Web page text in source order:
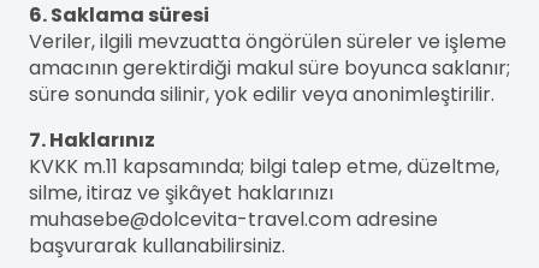
6. Saklama süresi
Veriler, ilgili mevzuatta öngörülen süreler ve işleme
amacının gerektirdiği makul süre boyunca saklanır;
süre sonunda silinir, yok edilir veya anonimleştirilir.
7. Haklarınız
KVKK m.11 kapsamında; bilgi talep etme, düzeltme,
silme, itiraz ve şikâyet haklarınızı
muhasebe@dolcevita-travel.com adresine
başvurarak kullanabilirsiniz.